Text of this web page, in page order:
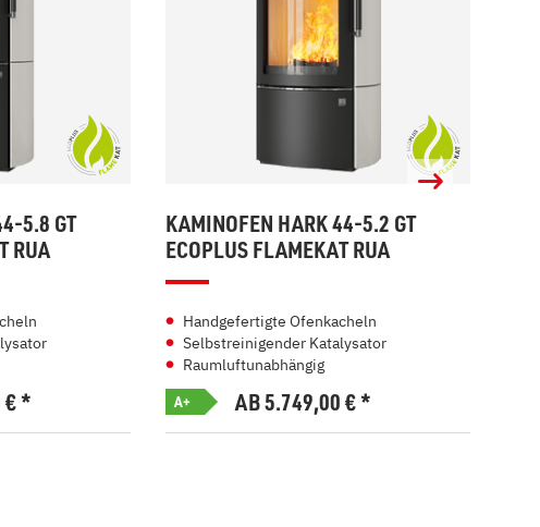
5.8 GT
RUA
€*
KAMINOFEN HARK 44-5.2 GT
ECOPLUS FLAMEKAT RUA
Handgefertigte Ofenkacheln
Selbstreinigender Katalysator
Raumluftunabhängig
A+ AB 5.749,00€*